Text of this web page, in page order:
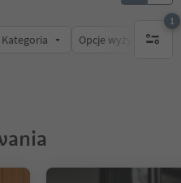
Kategoria Opcje wyżywienia
1
1